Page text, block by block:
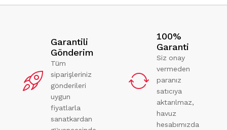
Garantili
Gönderim
Tüm
siparişleriniz
gönderileri
uygun
fiyatlarla
sanatkardan
100%
Garanti
Siz onay
vermeden
paranız
satıcıya
aktarılmaz,
havuz
hesabımızda